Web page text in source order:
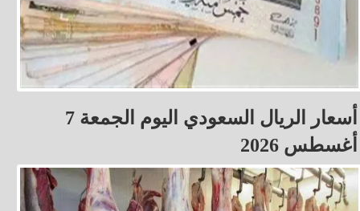
أسعار الريال السعودي اليوم الجمعة 7
أغسطس 2026